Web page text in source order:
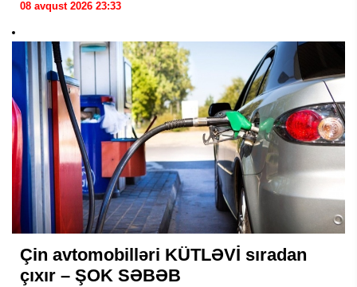
08 avqust 2026 23:33
Çin avtomobilləri KÜTLƏVİ sıradan
çıxır – ŞOK SƏBƏB